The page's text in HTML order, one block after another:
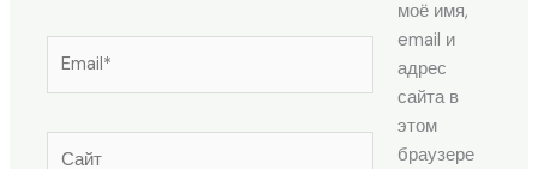
моё имя,
email и
адрес
сайта в
этом
браузере